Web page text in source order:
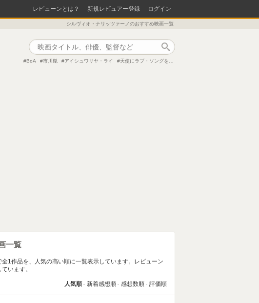
レビューンとは？ 新規レビュアー登録 ログイン
シルヴィオ・ナリッツァーノのおすすめ映画一覧
BoA 市川崑 アイシュワリヤ・ライ 天使にラブ・ソングを…
一覧
1作品を、人気の高い順に一覧表示しています。レビューン
います。
人気順 新着感想順 感想数順 評価順